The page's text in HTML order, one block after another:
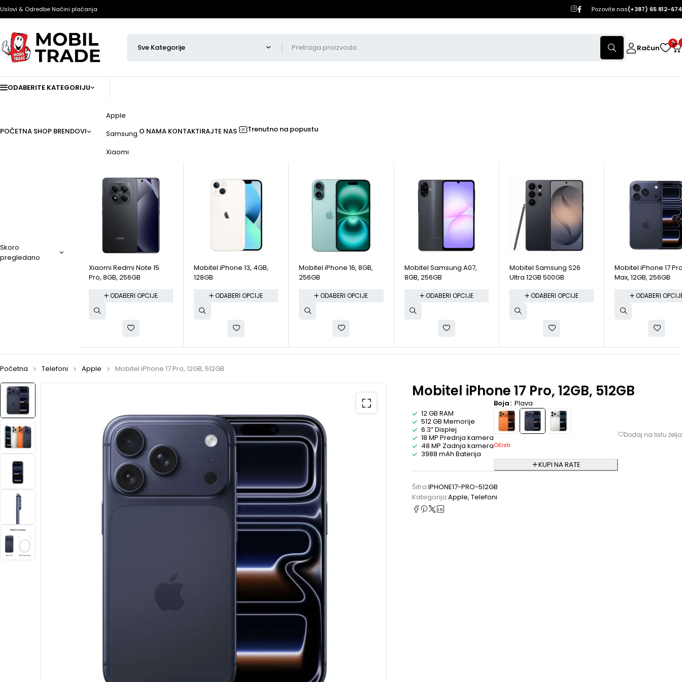
Uslovi & OdredbeNačini plaćanja Pozovite nas(+387) 65 812-674
Račun
0
ODABERITE KATEGORIJU
POČETNA SHOP BRENDOVI
Apple
Samsung
Xiaomi
O NAMA KONTAKTIRAJTE NAS Trenutno na popustu
Skoro
pregledano
Xiaomi Redmi Note 15
Pro, 8GB, 256GB
ODABERI OPCIJE
Mobitel iPhone 13, 4GB,
128GB
ODABERI OPCIJE
Mobitel iPhone 16, 8GB,
256GB
ODABERI OPCIJE
Mobitel Samsung A07,
8GB, 256GB
ODABERI OPCIJE
Mobitel Samsung S26
Ultra 12GB 500GB
ODABERI OPCIJE
Mobitel iPhone 17
Max, 12GB, 256GB
ODABERI
Početna Telefoni Apple Mobitel iPhone 17 Pro, 12GB, 512GB
Mobitel iPhone 17 Pro, 12GB, 512GB
12 GB RAM
512 GB Memorije
6.3” Displej
18 MP Prednja kamera
48 MP Zadnja kamera
3988 mAh Baterija
Boja Plava
Očisti
KUPI NA RATE
Šifra:IPHONE17-PRO-512GB
Kategorija:Apple, Telefoni